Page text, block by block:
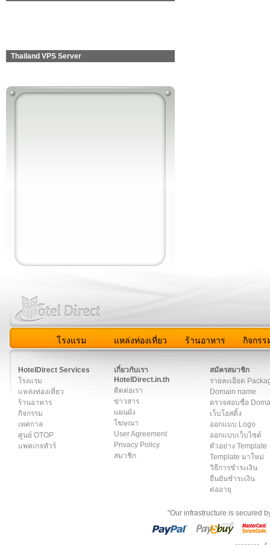
Thailand VPS Server
โรงแรม แหล่งท่องเที่ยว ร้านอาหาร กิจกรร
HotelDirect Services
โรงแรม
แหล่งท่องเที่ยว
ร้านอาหาร
กิจกรรม
เทศกาล
ศูนย์ OTOP
แพคเกจทัวร์
เกี่ยวกับเรา
HotelDirect.in.th
ติดต่อเรา
ข่าวสาร
แผนผัง
โฆษณา
User Agreement
Privacy Policy
สมาชิก
สมัครสมาชิก
รายละเอียด
Domain name
ตรวจสอบชื่อ
เว็บโฮสติ้ง
ออกแบบ Logo
ออกแบบเว็บไซต์
ตัวอย่าง Template
Template มาใหม่
วิธีการชำระเงิน
ยืนยันชำระเงิน
ต่ออายุ
"Our infrastructure is secured